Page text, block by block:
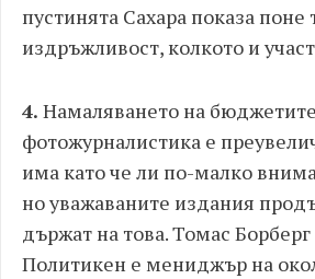
пустинята Сахара показа поне
издръжливост, колкото и
4. Намаляването на
фотожурналистика е
има като че ли по-малко
но уважаваните издания
държат на това. Томас
Политикен е мениджър на